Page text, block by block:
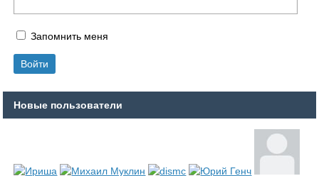
Запомнить меня
Новые пользователи